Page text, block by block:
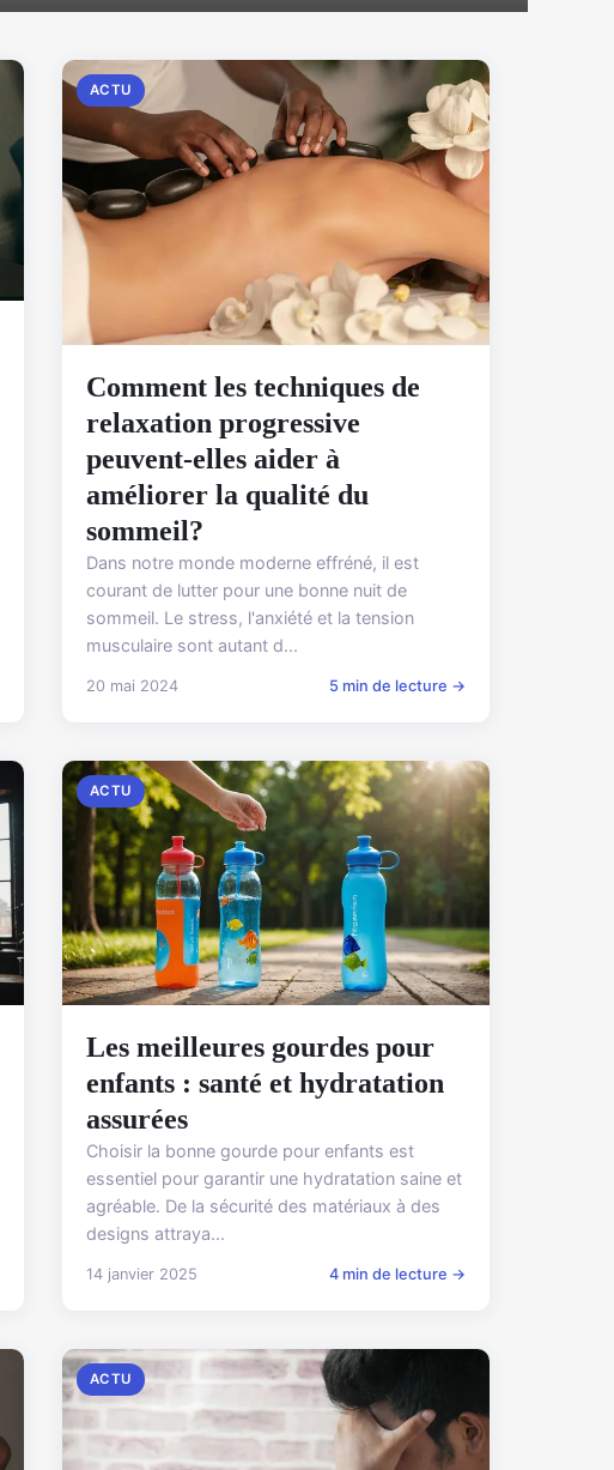
ACTU
Comment les techniques de
relaxation progressive
peuvent-elles aider à
améliorer la qualité du
sommeil?
Dans notre monde moderne effréné, il est
courant de lutter pour une bonne nuit de
sommeil. Le stress, l'anxiété et la tension
musculaire sont autant d...
20 mai 2024 5 min de lecture →
ACTU
Les meilleures gourdes pour
enfants : santé et hydratation
assurées
Choisir la bonne gourde pour enfants est
essentiel pour garantir une hydratation saine et
agréable. De la sécurité des matériaux à des
designs attraya...
14 janvier 2025 4 min de lecture →
ACTU